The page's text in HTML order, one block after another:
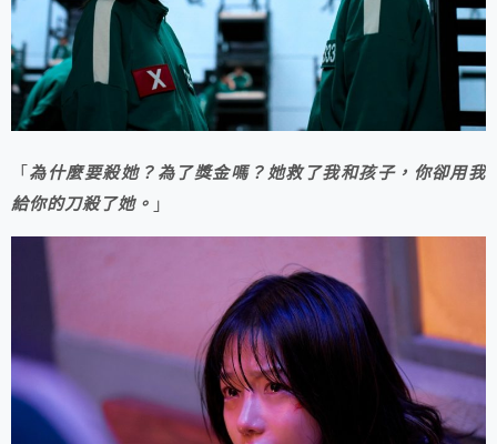
「 為什麼要殺她？為了獎金嗎？她救了我和孩子，你卻用我
給你的刀殺了她。 」